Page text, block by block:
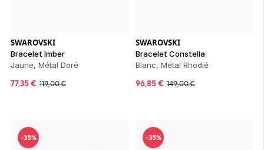
SWAROVSKI
Bracelet Imber
Jaune, Métal Doré
77,35€ 119,00€
SWAROVSKI
Bracelet Constella
Blanc, Métal Rhodié
96,85€ 149,00€
-35% -35%